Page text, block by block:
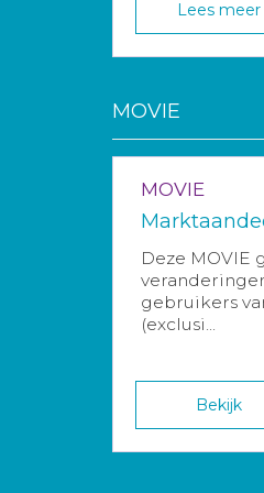
Lees meer
MOVIE
MOVIE
Deze MOVIE
gebruikers
(exclusi...
Bekijk